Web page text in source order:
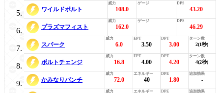
ワイルドボルト 108.0 43.20
プラズマフィスト 162.0 46.29
スパーク 6.0 3.50 3.00 2(1秒)
ボルトチェンジ 16.8 4.00 4.20 4(2秒)
かみなりパンチ 72.0 40 1.80 -